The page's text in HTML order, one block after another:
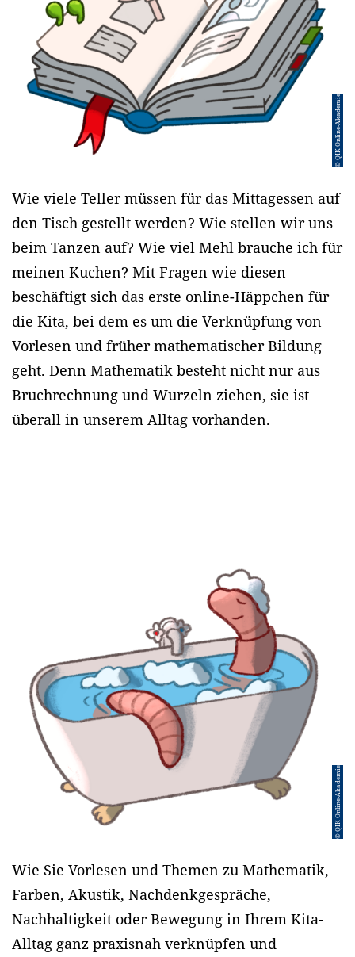
Wie viele Teller müssen für das Mittagessen auf
den Tisch gestellt werden? Wie stellen wir uns
beim Tanzen auf? Wie viel Mehl brauche ich für
meinen Kuchen? Mit Fragen wie diesen
beschäftigt sich das erste online-Häppchen für
die Kita, bei dem es um die Verknüpfung von
Vorlesen und früher mathematischer Bildung
geht. Denn Mathematik besteht nicht nur aus
Bruchrechnung und Wurzeln ziehen, sie ist
überall in unserem Alltag vorhanden.
© QIK Online-Akademie
Wie Sie Vorlesen und Themen zu Mathematik,
Farben, Akustik, Nachdenkgespräche,
Nachhaltigkeit oder Bewegung in Ihrem Kita-
Alltag ganz praxisnah verknüpfen und
© QIK Online-Akademie